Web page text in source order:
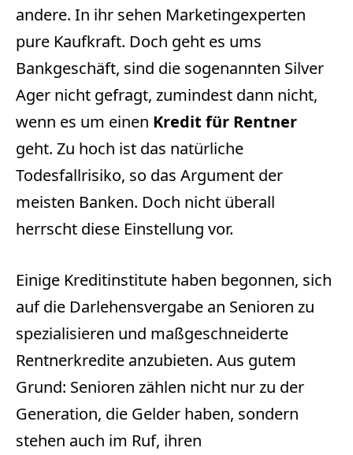
andere. In ihr sehen Marketingexperten
pure Kaufkraft. Doch geht es ums
Bankgeschäft, sind die sogenannten Silver
Ager nicht gefragt, zumindest dann nicht,
wenn es um einen Kredit für Rentner
geht. Zu hoch ist das natürliche
Todesfallrisiko, so das Argument der
meisten Banken. Doch nicht überall
herrscht diese Einstellung vor.
Einige Kreditinstitute haben begonnen, sich
auf die Darlehensvergabe an Senioren zu
spezialisieren und maßgeschneiderte
Rentnerkredite anzubieten. Aus gutem
Grund: Senioren zählen nicht nur zu der
Generation, die Gelder haben, sondern
stehen auch im Ruf, ihren